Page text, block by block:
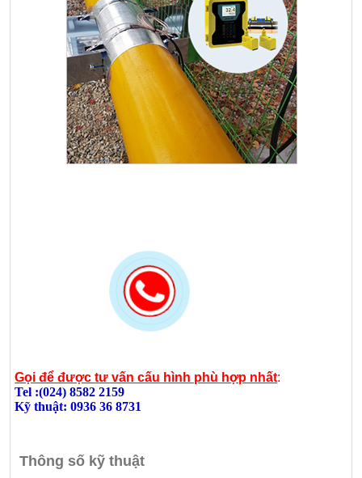
Gọi để được tư vấn cấu hình phù hợp nhất:
Tel :(024) 8582 2159
Kỹ thuật: 0936 36 8731
Thông số kỹ thuật